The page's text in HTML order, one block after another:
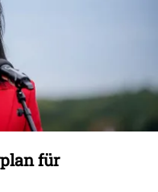
für